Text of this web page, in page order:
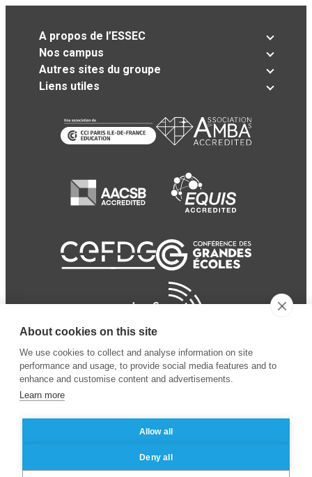
A propos de l’ESSEC
Nos campus
Autres sites du groupe
Liens utiles
Business School
Mentions légales
des données personnelles
About cookies on this site
We use cookies to collect and analyse information on site
performance and usage, to provide social media features and to
enhance and customise content and advertisements.
Learn more
Allow all
Deny all